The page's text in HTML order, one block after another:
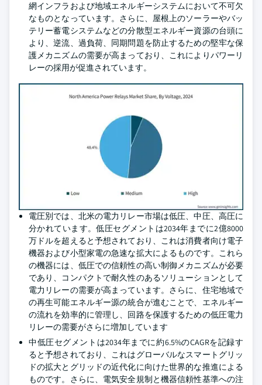
網インフラおよび地域エネルギーシステムにおいて不可欠
なものとなっています。さらに、屋根上のソーラーやバッ
テリー蓄電システムなどの分散型エネルギー資源の台頭に
より、逆流、過負荷、同期問題を防止するための堅牢な保
護メカニズムの需要が高まっており、これによりパワーリ
レーの採用が促進されています。
電圧別では、北米の電力リレー市場は低圧、中圧、高圧に
分かれています。低圧セグメントは2034年までに2億8000
万ドルを超えると予想されており、これは消費者向け電子
機器および小型家電の急速な拡大によるものです。これら
の機器には、低圧での信頼性の高い制御メカニズムが必要
であり、コンパクトで耐久性のあるソリューションとして
電力リレーの需要が高まっています。さらに、住宅地域で
の再生可能エネルギー源の統合が進むことで、エネルギー
の流れを効率的に管理し、回路を保護するための低圧電力
リレーの需要がさらに増加しています
中低圧セグメントは2034年までに約6.5%のCAGRを記録す
ると予想されており、これはグローバルなスマートグリッ
ドの拡大とグリッドの近代化に向けた世界的な推進による
ものです。さらに、電気安全規制と機器信頼性基準への注